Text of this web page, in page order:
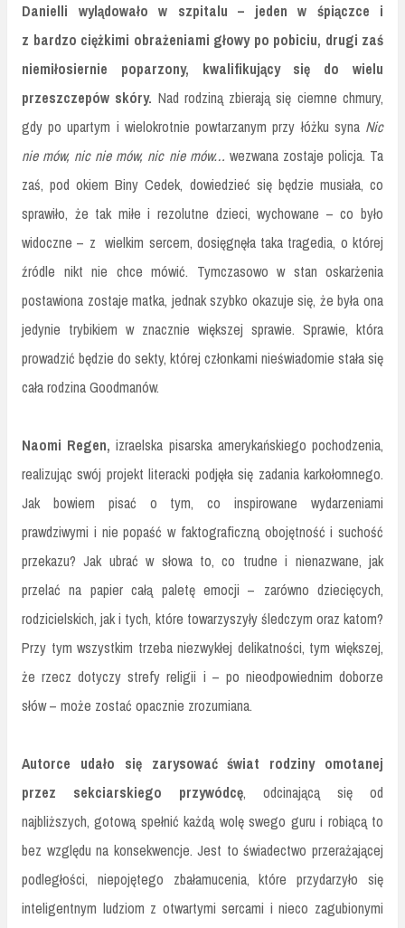
Danielli wylądowało w szpitalu – jeden w śpiączce i
z bardzo ciężkimi obrażeniami głowy po pobiciu, drugi zaś
niemiłosiernie poparzony, kwalifikujący się do wielu
przeszczepów skóry. Nad rodziną zbierają się ciemne chmury,
gdy po upartym i wielokrotnie powtarzanym przy łóżku syna Nic
nie mów, nic nie mów, nic nie mów… wezwana zostaje policja. Ta
zaś, pod okiem Biny Cedek, dowiedzieć się będzie musiała, co
sprawiło, że tak miłe i rezolutne dzieci, wychowane – co było
widoczne – z wielkim sercem, dosięgnęła taka tragedia, o której
źródle nikt nie chce mówić. Tymczasowo w stan oskarżenia
postawiona zostaje matka, jednak szybko okazuje się, że była ona
jedynie trybikiem w znacznie większej sprawie. Sprawie, która
prowadzić będzie do sekty, której członkami nieświadomie stała się
cała rodzina Goodmanów.
Naomi Regen, izraelska pisarska amerykańskiego pochodzenia,
realizując swój projekt literacki podjęła się zadania karkołomnego.
Jak bowiem pisać o tym, co inspirowane wydarzeniami
prawdziwymi i nie popaść w faktograficzną obojętność i suchość
przekazu? Jak ubrać w słowa to, co trudne i nienazwane, jak
przelać na papier całą paletę emocji – zarówno dziecięcych,
rodzicielskich, jak i tych, które towarzyszyły śledczym oraz katom?
Przy tym wszystkim trzeba niezwykłej delikatności, tym większej,
że rzecz dotyczy strefy religii i – po nieodpowiednim doborze
słów – może zostać opacznie zrozumiana.
Autorce udało się zarysować świat rodziny omotanej
przez sekciarskiego przywódcę, odcinającą się od
najbliższych, gotową spełnić każdą wolę swego guru i robiącą to
bez względu na konsekwencje. Jest to świadectwo przerażającej
podległości, niepojętego zbałamucenia, które przydarzyło się
inteligentnym ludziom z otwartymi sercami i nieco zagubionymi